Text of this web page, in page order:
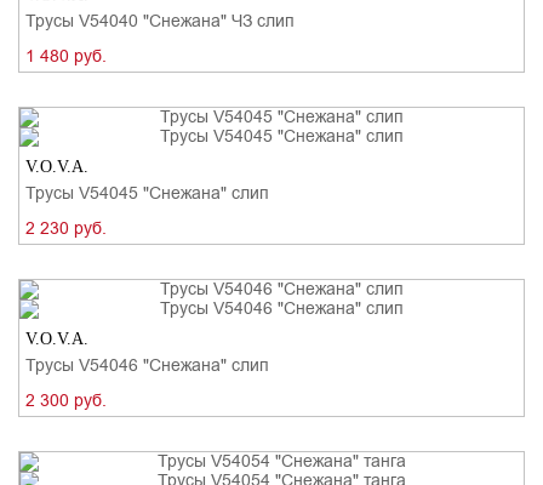
Трусы V54040 "Снежана" ЧЗ слип
1 480 руб.
V.O.V.A.
Трусы V54045 "Снежана" слип
2 230 руб.
V.O.V.A.
Трусы V54046 "Снежана" слип
2 300 руб.